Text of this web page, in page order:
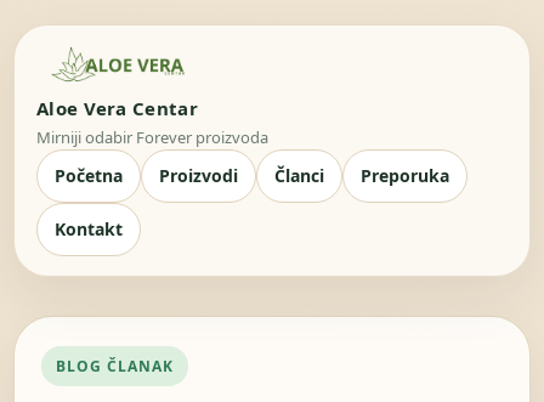
Aloe Vera Centar
Mirniji odabir Forever proizvoda
Početna Proizvodi Članci Preporuka
Kontakt
BLOG ČLANAK